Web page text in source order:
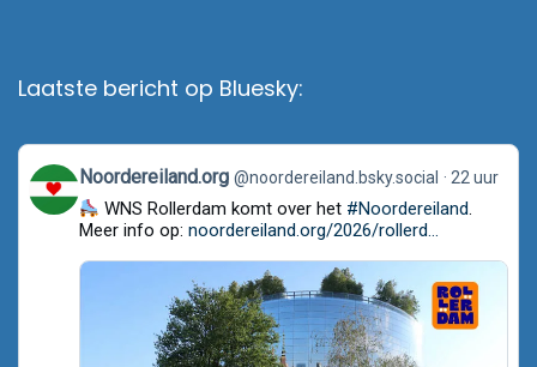
Laatste bericht op Bluesky:
View
post
by
Noordereiland.org
Noordereiland.org @noordereiland.bsky.social 22 uur
WNS Rollerdam komt over het #Noordereiland.
Meer info op: noordereiland.org/2026/rollerd...